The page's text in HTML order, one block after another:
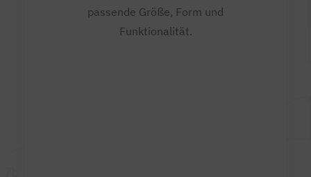
passende Größe, Form und
Funktionalität.